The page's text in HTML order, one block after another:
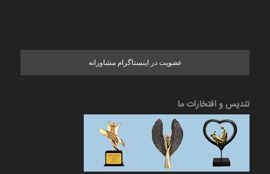
عضویت در اینستاگرام مشاورانه
تندیس و افتخارات ما